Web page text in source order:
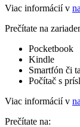
Viac informácií v
Prečítate na
Pocketbook
Kindle
Smartfón či
Počítač s
Viac informácií v
Prečítate na: